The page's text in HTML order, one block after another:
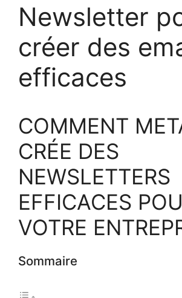
Newsletter
créer des
efficaces
COMMENT
CRÉE DES
NEWSLETTERS
EFFICACES
VOTRE
Sommaire